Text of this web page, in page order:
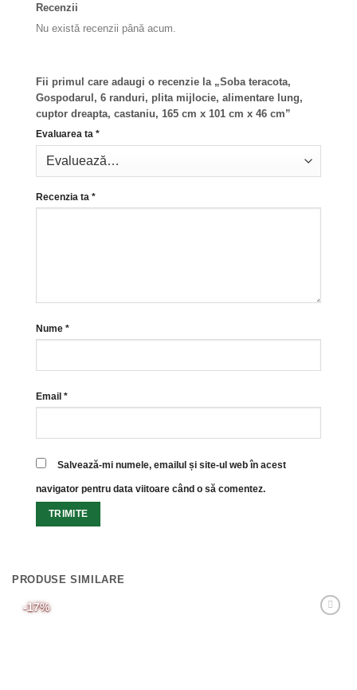
Recenzii
Nu există recenzii până acum.
Fii primul care adaugi o recenzie la „Soba teracota,
Gospodarul, 6 randuri, plita mijlocie, alimentare lung,
cuptor dreapta, castaniu, 165 cm x 101 cm x 46 cm”
Evaluarea ta *
Recenzia ta *
Nume *
Email *
Salvează-mi numele, emailul și site-ul web în acest
navigator pentru data viitoare când o să comentez.
PRODUSE SIMILARE
-17%